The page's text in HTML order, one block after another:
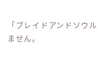
「ブレイドアンドソウ
ません。